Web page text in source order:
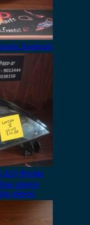
Αριστερό
Φανάρι
οδηγού